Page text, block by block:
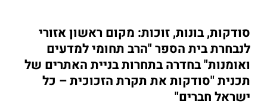
סודקות, בונות, זוכות: מקום ראשון אזורי
לנבחרת בית הספר "הרב תחומי למדעים
ואומנות" בחדרה בתחרות בניית האתרים של
תכנית "סודקות את תקרת הזכוכית – כל
ישראל חברים"